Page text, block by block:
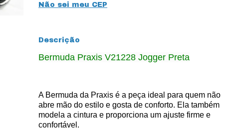
Não sei meu CEP
Descrição
Bermuda Praxis V21228 Jogger Preta
A Bermuda da Praxis é a peça ideal para quem não
abre mão do estilo e gosta de conforto. Ela também
modela a cintura e proporciona um ajuste firme e
confortável.